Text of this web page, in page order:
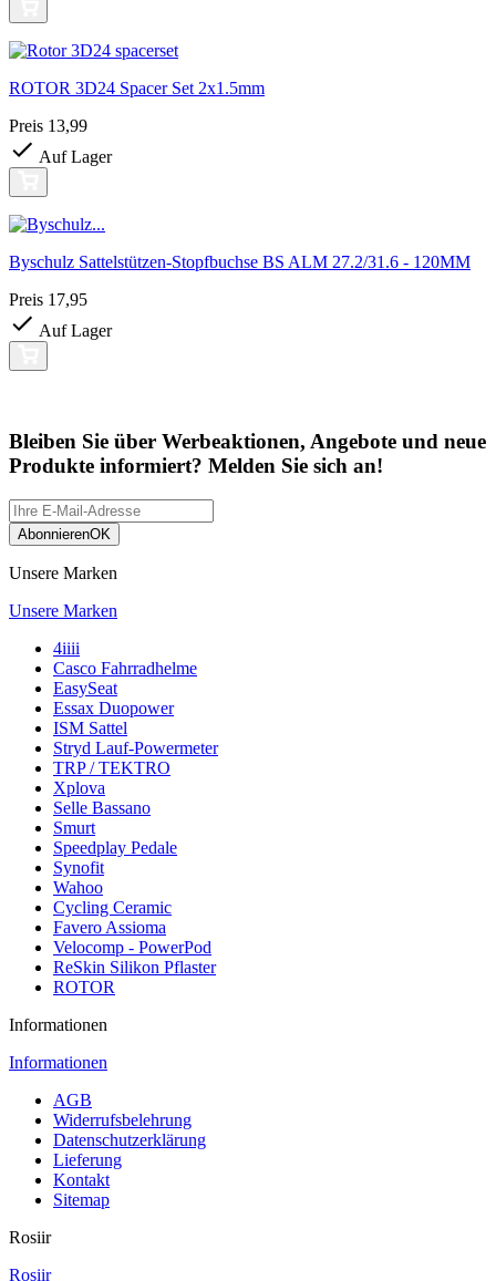
ROTOR 3D24 Spacer Set 2x1.5mm
Preis 13,99
Auf Lager
Byschulz Sattelstützen-Stopfbuchse BS ALM 27.2/31.6 - 120MM
Preis 17,95
Auf Lager
Bleiben Sie über Werbeaktionen, Angebote und neue
Produkte informiert? Melden Sie sich an!
AbonnierenOK
Unsere Marken
Unsere Marken
4iiii
Casco Fahrradhelme
EasySeat
Essax Duopower
ISM Sattel
Stryd Lauf-Powermeter
TRP / TEKTRO
Xplova
Selle Bassano
Smurt
Speedplay Pedale
Synofit
Wahoo
Cycling Ceramic
Favero Assioma
Velocomp - PowerPod
ReSkin Silikon Pflaster
ROTOR
Informationen
Informationen
AGB
Widerrufsbelehrung
Datenschutzerklärung
Lieferung
Kontakt
Sitemap
Rosiir
Rosiir